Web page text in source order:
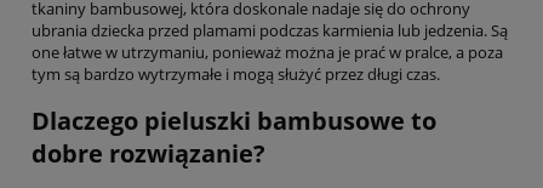
tkaniny bambusowej, która doskonale nadaje się do ochrony
ubrania dziecka przed plamami podczas karmienia lub jedzenia. Są
one łatwe w utrzymaniu, ponieważ można je prać w pralce, a poza
tym są bardzo wytrzymałe i mogą służyć przez długi czas.
Dlaczego pieluszki bambusowe to
dobre rozwiązanie?